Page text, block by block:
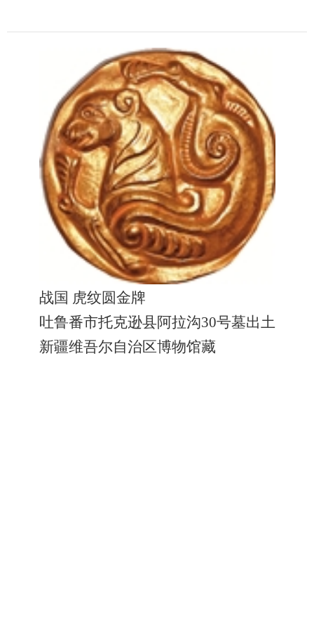
战国 虎纹圆金牌
吐鲁番市托克逊县阿拉沟30号墓出土
新疆维吾尔自治区博物馆藏